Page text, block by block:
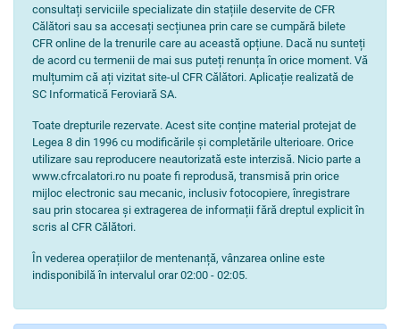
consultați serviciile specializate din stațiile deservite de CFR
Călători sau sa accesați secțiunea prin care se cumpără bilete
CFR online de la trenurile care au această opțiune. Dacă nu sunteți
de acord cu termenii de mai sus puteți renunța în orice moment. Vă
mulțumim că ați vizitat site-ul CFR Călători. Aplicație realizată de
SC Informatică Feroviară SA.
Toate drepturile rezervate. Acest site conține material protejat de
Legea 8 din 1996 cu modificările și completările ulterioare. Orice
utilizare sau reproducere neautorizată este interzisă. Nicio parte a
www.cfrcalatori.ro nu poate fi reprodusă, transmisă prin orice
mijloc electronic sau mecanic, inclusiv fotocopiere, înregistrare
sau prin stocarea și extragerea de informații fără dreptul explicit în
scris al CFR Călători.
În vederea operațiilor de mentenanță, vânzarea online este
indisponibilă în intervalul orar 02:00 - 02:05.